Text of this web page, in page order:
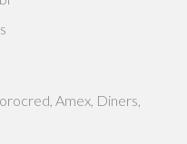
Amex, Diners,